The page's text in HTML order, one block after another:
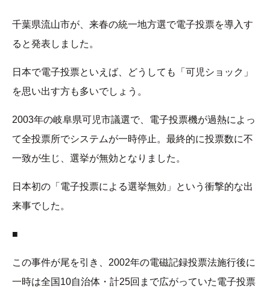
千葉県流山市が、来春の統一地方選で電子投票を導入す
ると発表しました。
日本で電子投票といえば、どうしても「可児ショック」
を思い出す方も多いでしょう。
2003年の岐阜県可児市議選で、電子投票機が過熱によっ
て全投票所でシステムが一時停止。最終的に投票数に不
一致が生じ、選挙が無効となりました。
日本初の「電子投票による選挙無効」という衝撃的な出
来事でした。
■
この事件が尾を引き、2002年の電磁記録投票法施行後に
一時は全国10自治体・計25回まで広がっていた電子投票